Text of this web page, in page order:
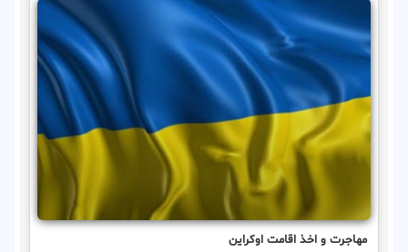
مهاجرت و اخذ اقامت اوکراین